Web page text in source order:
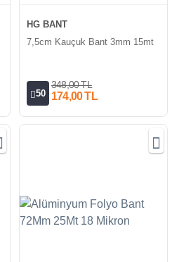
HG BANT
7,5cm Kauçuk Bant 3mm 15mt
50
348,00 TL
174,00 TL